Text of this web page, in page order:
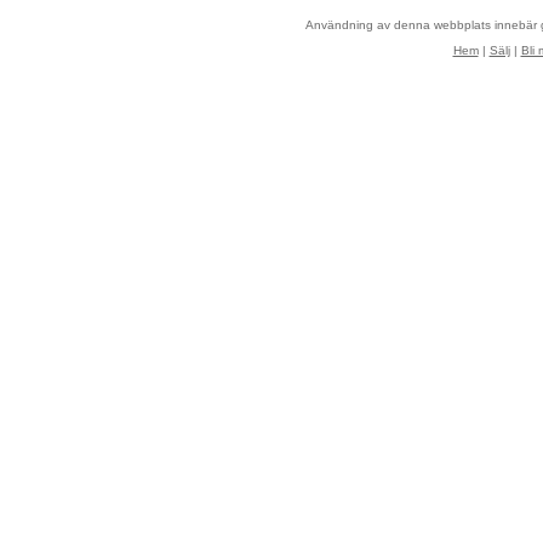
Användning av denna webbplats
Hem| Sälj| Bli